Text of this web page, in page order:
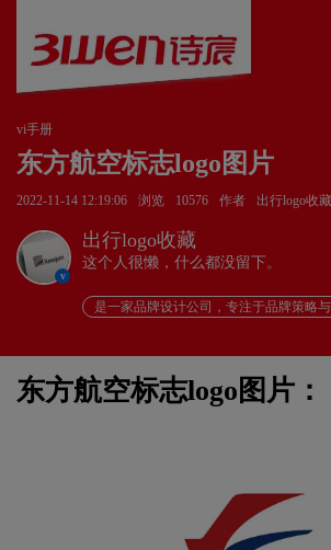
vi手册
东方航空标志logo图片
2022-11-14 12:19:06 浏览 10576 作者 出行logo收藏
v
出行logo收藏
这个人很懒，什么都没留下。
是一家品牌设计公司，专注于品牌策略
东方航空标志logo图片：